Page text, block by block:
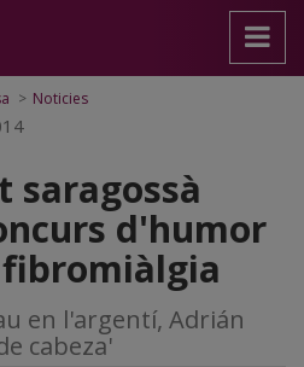
> Noticies
saragossà
d'humor
en l'argentí, Adrián
cabeza'